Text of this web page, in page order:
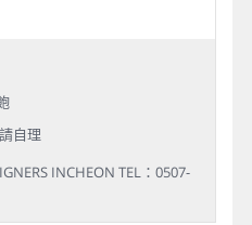
自理
INCHEON TEL：0507-